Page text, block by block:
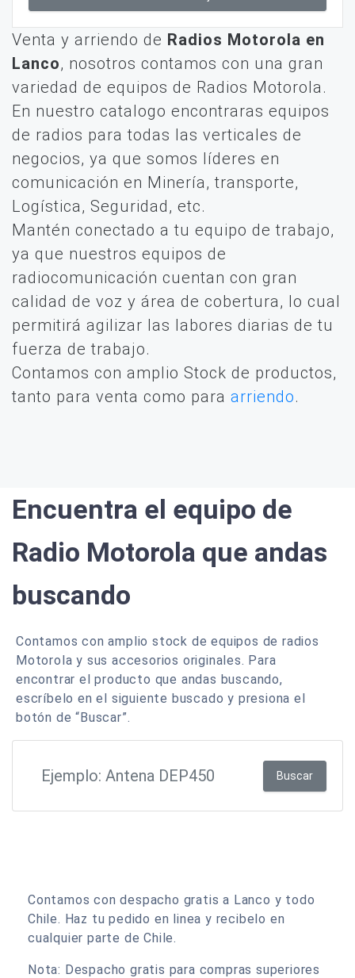
Venta y arriendo de Radios Motorola en
Lanco, nosotros contamos con una gran
variedad de equipos de Radios Motorola.
En nuestro catalogo encontraras equipos
de radios para todas las verticales de
negocios, ya que somos líderes en
comunicación en Minería, transporte,
Logística, Seguridad, etc.
Mantén conectado a tu equipo de trabajo,
ya que nuestros equipos de
radiocomunicación cuentan con gran
calidad de voz y área de cobertura, lo cual
permitirá agilizar las labores diarias de tu
fuerza de trabajo.
Contamos con amplio Stock de productos,
tanto para venta como para arriendo.
Encuentra el equipo de
Radio Motorola que andas
buscando
Contamos con amplio stock de equipos de radios
Motorola y sus accesorios originales. Para
encontrar el producto que andas buscando,
escríbelo en el siguiente buscado y presiona el
botón de “Buscar”.
Buscar
Contamos con despacho gratis a Lanco y todo
Chile. Haz tu pedido en linea y recibelo en
cualquier parte de Chile.
Nota: Despacho gratis para compras superiores